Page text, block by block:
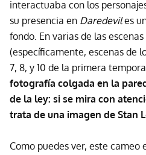
interactuaba con los
su presencia en Daredeviles
fondo. En varias de las
(específicamente, escenas de
7, 8, y 10 de la primera
fotografía colgada en la
de la ley: si se mira con
trata de una imagen de Stan
Como puedes ver, este cameo